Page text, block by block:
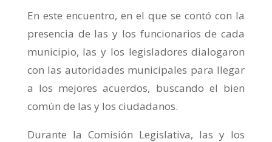
En este encuentro, en el que se contó con la
presencia de las y los funcionarios de cada
municipio, las y los legisladores dialogaron
con las autoridades municipales para llegar
a los mejores acuerdos, buscando el bien
común de las y los ciudadanos.
Durante la Comisión Legislativa, las y los